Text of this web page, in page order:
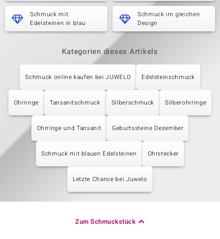
Schmuck mit
Edelsteinen in blau
Schmuck im gleichen
Design
Kategorien dieses Artikels
Schmuck online kaufen bei JUWELO Edelsteinschmuck
Ohrringe Tansanitschmuck Silberschmuck Silberohrringe
Ohrringe und Tansanit Geburtssteine Dezember
Schmuck mit blauen Edelsteinen Ohrstecker
Letzte Chance bei Juwelo
Zum Schmuckstück